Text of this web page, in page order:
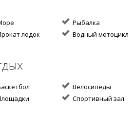
Рыбалка
лодок
Водный мотоцикл
Велосипеды
Cпортивный зал